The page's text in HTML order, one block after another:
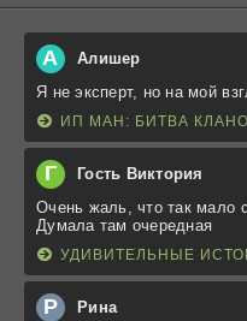
А Алишер
Я не эксперт, но на мой
ИП МАН: БИТВА
Г Гость Виктория
Очень жаль, что так мало
Думала там очередная
УДИВИТЕЛЬНЫЕ
Р Рина